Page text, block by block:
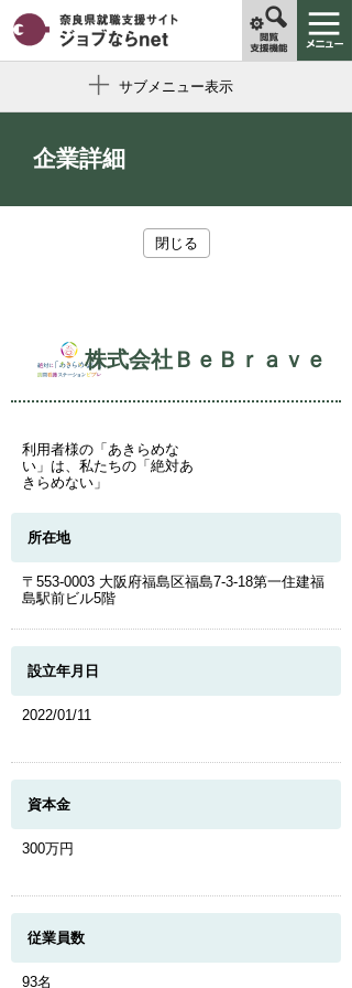
サブメニュー表示
企業詳細
閉じる
株式会社ＢｅＢｒａｖｅ
利用者様の「あきらめな
い」は、私たちの「絶対あ
きらめない」
所在地
〒553-0003 大阪府福島区福島7-3-18第一住建福
島駅前ビル5階
設立年月日
2022/01/11
資本金
300万円
従業員数
93名